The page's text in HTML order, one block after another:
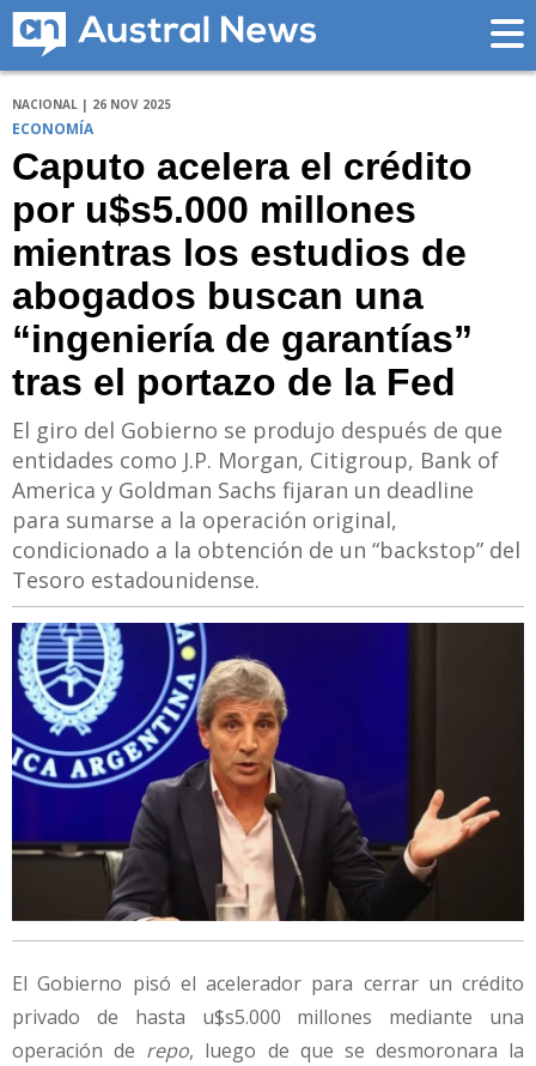
NACIONAL | 26 NOV 2025
ECONOMÍA
Caputo acelera el crédito
por u$s5.000 millones
mientras los estudios de
abogados buscan una
“ingeniería de garantías”
tras el portazo de la Fed
El giro del Gobierno se produjo después de que
entidades como J.P. Morgan, Citigroup, Bank of
America y Goldman Sachs fijaran un deadline
para sumarse a la operación original,
condicionado a la obtención de un “backstop” del
Tesoro estadounidense.
El Gobierno pisó el acelerador para cerrar un crédito
privado de hasta u$s5.000 millones mediante una
operación de repo, luego de que se desmoronara la